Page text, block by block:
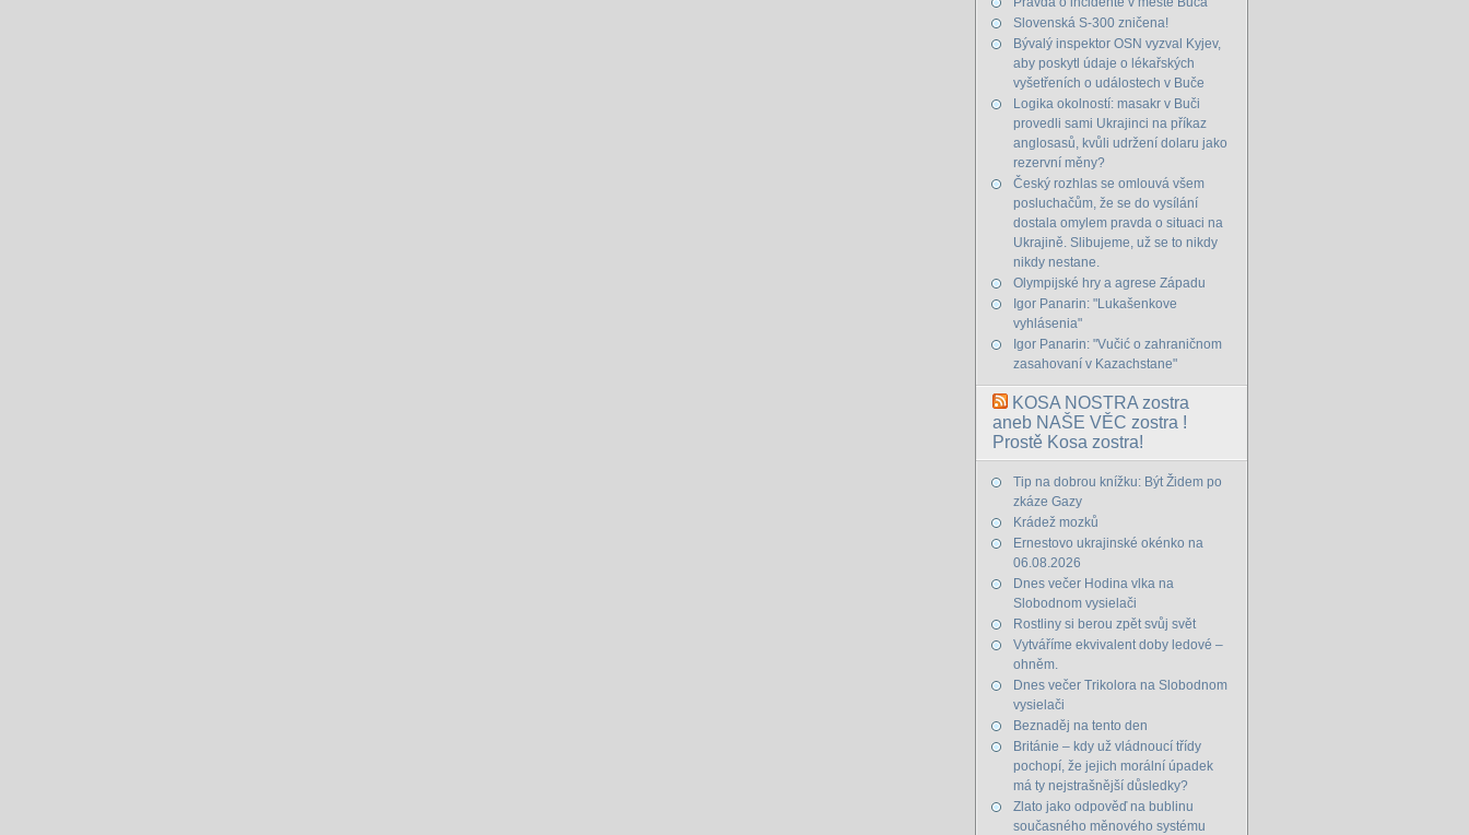
Slovenská S-300 zničena!
Bývalý inspektor OSN vyzval Kyjev,
aby poskytl údaje o lékařských
vyšetřeních o událostech v Buče
Logika okolností: masakr v Buči
provedli sami Ukrajinci na příkaz
anglosasů, kvůli udržení dolaru jako
rezervní měny?
Český rozhlas se omlouvá všem
posluchačům, že se do vysílání
dostala omylem pravda o situaci na
Ukrajině. Slibujeme, už se to nikdy
nikdy nestane.
Olympijské hry a agrese Západu
Igor Panarin: "Lukašenkove
vyhlásenia"
Igor Panarin: "Vučić o zahraničnom
zasahovaní v Kazachstane"
KOSA NOSTRA zostra
aneb NAŠE VĚC zostra !
Prostě Kosa zostra!
Tip na dobrou knížku: Být Židem po
zkáze Gazy
Krádež mozků
Ernestovo ukrajinské okénko na
06.08.2026
Dnes večer Hodina vlka na
Slobodnom vysielači
Rostliny si berou zpět svůj svět
Vytváříme ekvivalent doby ledové –
ohněm.
Dnes večer Trikolora na Slobodnom
vysielači
Beznaděj na tento den
Británie – kdy už vládnoucí třídy
pochopí, že jejich morální úpadek
má ty nejstrašnější důsledky?
Zlato jako odpověď na bublinu
současného měnového systému